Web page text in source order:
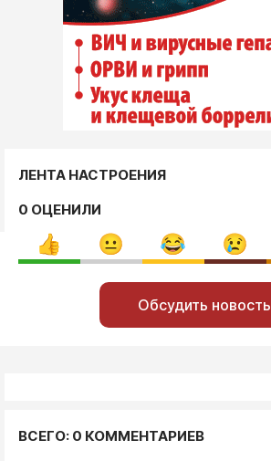
ЛЕНТА НАСТРОЕНИЯ
0 ОЦЕНИЛИ
Обсудить новость
ВСЕГО: 0 КОММЕНТАРИЕВ